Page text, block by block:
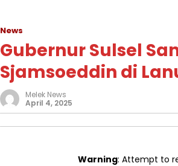
News
Gubernur Sulsel
Sjamsoeddin di
Melek News
April 4, 2025
Warning: Attempt to